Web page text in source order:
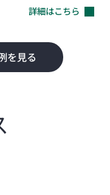
詳細はこちら
を見る